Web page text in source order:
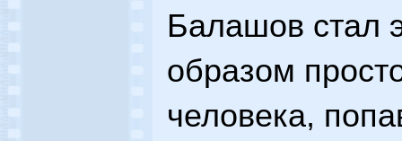
Балашов стал
образом
человека,